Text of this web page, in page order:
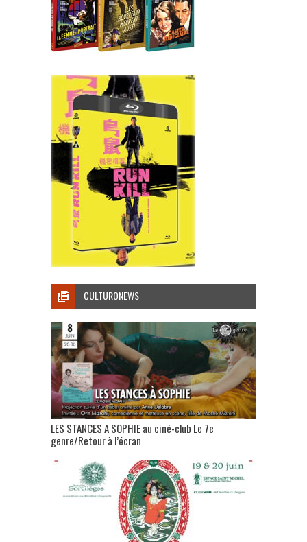
CULTURONEWS
LES STANCES A SOPHIE au ciné-club Le 7e
genre/Retour à l’écran